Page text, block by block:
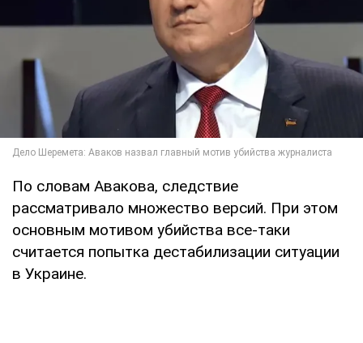
По словам Авакова, следствие
рассматривало множество версий. При этом
основным мотивом убийства все-таки
считается попытка дестабилизации ситуации
в Украине.